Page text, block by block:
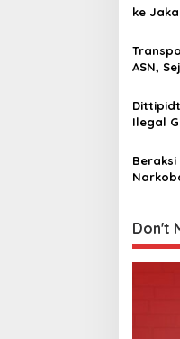
ke
ASN,
Ilegal
Don't